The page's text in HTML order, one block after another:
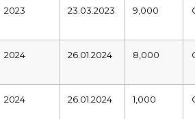
2023 23.03.2023 9,000
2024 26.01.2024 8,000
2024 26.01.2024 1,000